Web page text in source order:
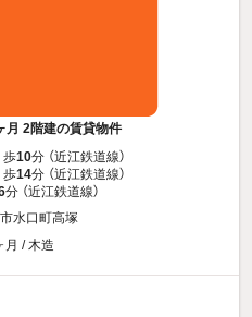
月 2階建の賃貸物件
歩10分 （近江鉄道線）
歩14分 （近江鉄道線）
分 （近江鉄道線）
水口町高塚
月 / 木造